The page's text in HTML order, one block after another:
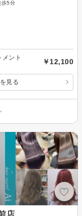
歩5分
ント
￥12,100
見る
店